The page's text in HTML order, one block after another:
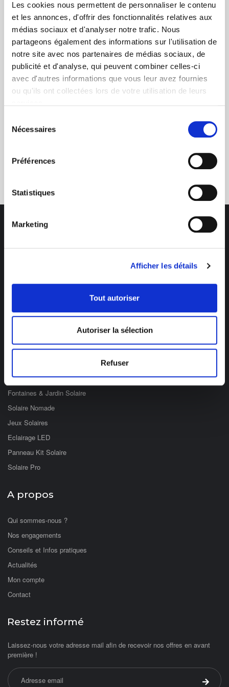
Les cookies nous permettent de personnaliser le contenu
et les annonces, d'offrir des fonctionnalités relatives aux
médias sociaux et d'analyser notre trafic. Nous
partageons également des informations sur l'utilisation de
notre site avec nos partenaires de médias sociaux, de
publicité et d'analyse, qui peuvent combiner celles-ci
avec d'autres informations que vous leur avez fournies
ou qu'ils ont collectées lors de votre utilisation de leurs
Nécessaires
Préférences
Statistiques
Marketing
Afficher les détails
Tout autoriser
Autoriser la sélection
Refuser
+ de 10 ans d'expertise
dans le photovoltaïque
Des professionnels à votre écoute
03 89 59 05 50
Ouvert du lundi au vendredi
de 8h à 12h et de 14h à 17h
Décoration Solaire
Fontaines & Jardin Solaire
Solaire Nomade
Jeux Solaires
Eclairage LED
Panneau Kit Solaire
Solaire Pro
A propos
Qui sommes-nous ?
Nos engagements
Conseils et Infos pratiques
Actualités
Mon compte
Contact
Restez informé
Laissez-nous votre adresse mail afin de recevoir nos offres en avant
première !
Adresse email
Valider